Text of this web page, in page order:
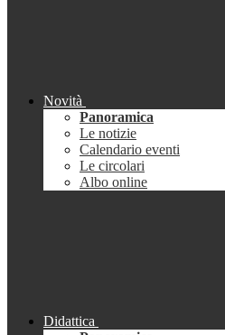
Novità
Panoramica
Le notizie
Calendario eventi
Le circolari
Albo online
Didattica